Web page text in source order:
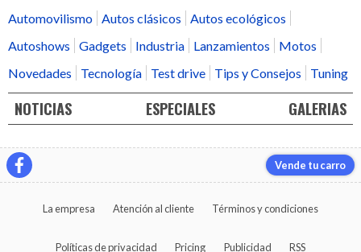
Automovilismo Autos clásicos
Autos ecológicos
Autoshows
Gadgets Industria Lanzamientos
Motos
Novedades
Tecnología Test drive Tips y Consejos Tuning
NOTICIAS ESPECIALES GALERIAS
Vende tu carro
La empresa Atención al cliente Términos y condiciones
Políticas de privacidad Pricing Publicidad RSS